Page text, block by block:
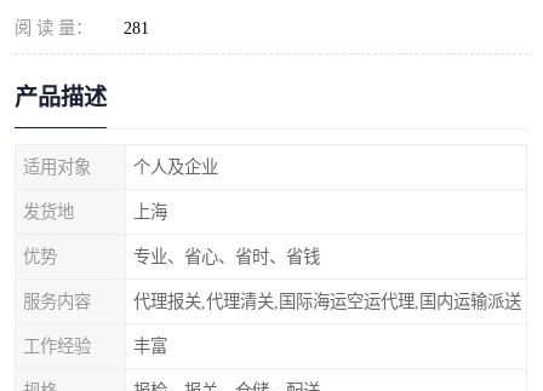
阅 读 量： 281
产品描述
适用对象 个人及企业
发货地 上海
优势 专业、省心、省时、省钱
服务内容 代理报关,代理清关,国际海运空运代理,国内运输派送
工作经验 丰富